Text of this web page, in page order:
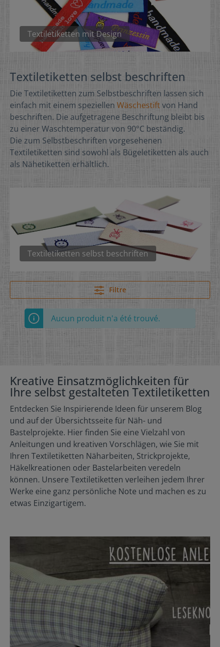
Textiletiketten mit Design
Textiletiketten selbst beschriften
Die Textiletiketten zum Selbstbeschriften lassen sich
einfach mit einem speziellen Wäschestiftvon Hand
beschriften. Die aufgetragene Beschriftung bleibt bis
zu einer Waschtemperatur von 90°C beständig.
Die zum Selbstbeschriften vorgesehenen
Textiletiketten sind sowohl als Bügeletiketten als auch
als Nähetiketten erhältlich.
Textiletiketten selbst beschriften
Filtre
Aucun produit n'a été trouvé.
Kreative Einsatzmöglichkeiten für
Ihre selbst gestalteten Textiletiketten
Entdecken Sie Inspirierende Ideen für unserem Blog
und auf der Übersichtsseite für Näh- und
Bastelprojekte. Hier finden Sie eine Vielzahl von
Anleitungen und kreativen Vorschlägen, wie Sie mit
Ihren Textiletiketten Näharbeiten, Strickprojekte,
Häkelkreationen oder Bastelarbeiten veredeln
können. Unsere Textiletiketten verleihen jedem Ihrer
Werke eine ganz persönliche Note und machen es zu
etwas Einzigartigem.